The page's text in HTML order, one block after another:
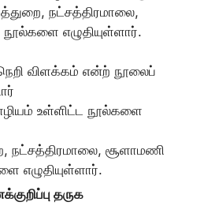
நட்சத்திரமாலை,
எழுதியுள்ளார்.
விளக்கம் என்ற் நூலைப்
உள்ளிட்ட நூல்களை
நட்சத்திரமாலை, சூளாமணி
எழுதியுள்ளார்.
தருக